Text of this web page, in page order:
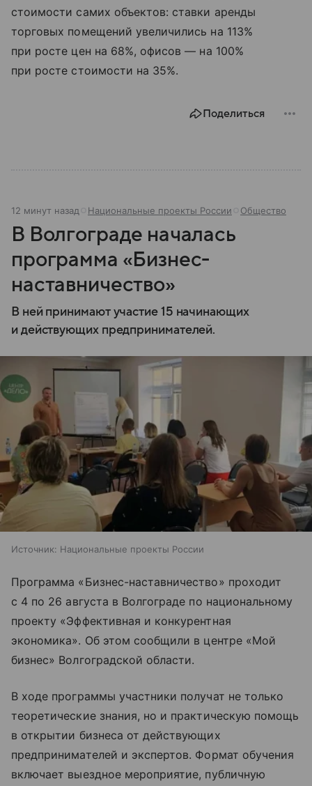
стоимости самих объектов: ставки аренды
торговых помещений увеличились на 113%
при росте цен на 68%, офисов — на 100%
при росте стоимости на 35%.
Поделиться
12 минут назад Национальные проекты России Общество
В Волгограде началась
программа «Бизнес-
наставничество»
В ней принимают участие 15 начинающих
и действующих предпринимателей.
Источник: Национальные проекты России
Программа «Бизнес-наставничество» проходит
с 4 по 26 августа в Волгограде по национальному
проекту «Эффективная и конкурентная
экономика». Об этом сообщили в центре «Мой
бизнес» Волгоградской области.
В ходе программы участники получат не только
теоретические знания, но и практическую помощь
в открытии бизнеса от действующих
предпринимателей и экспертов. Формат обучения
включает выездное мероприятие, публичную